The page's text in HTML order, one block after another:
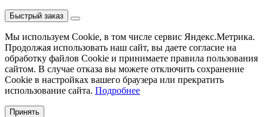
Быстрый заказ
Мы используем Cookie, в том числе сервис Яндекс.Метрика.
Продолжая использовать наш сайт, вы даете согласие на
обработку файлов Cookie и принимаете правила пользования
сайтом. В случае отказа вы можете отключить сохранение
Cookie в настройках вашего браузера или прекратить
использование сайта. Подробнее
Принять